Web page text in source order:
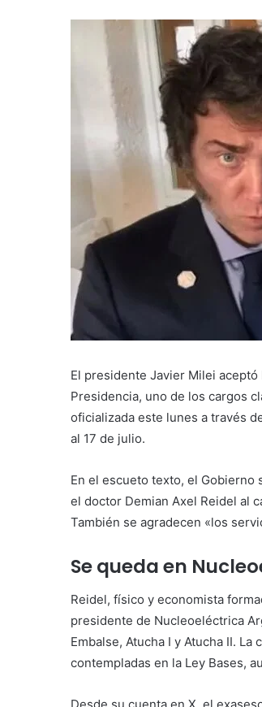
El presidente Javier Milei
Presidencia, uno de los cargos
oficializada este lunes a través
al 17 de julio.
En el escueto texto, el Gobierno
el doctor Demian Axel Reidel al
También se agradecen «los
Se queda en
Reidel, físico y economista
presidente de Nucleoeléctrica
Embalse, Atucha I y Atucha II.
contempladas en la Ley Bases,
Desde su cuenta en X, el